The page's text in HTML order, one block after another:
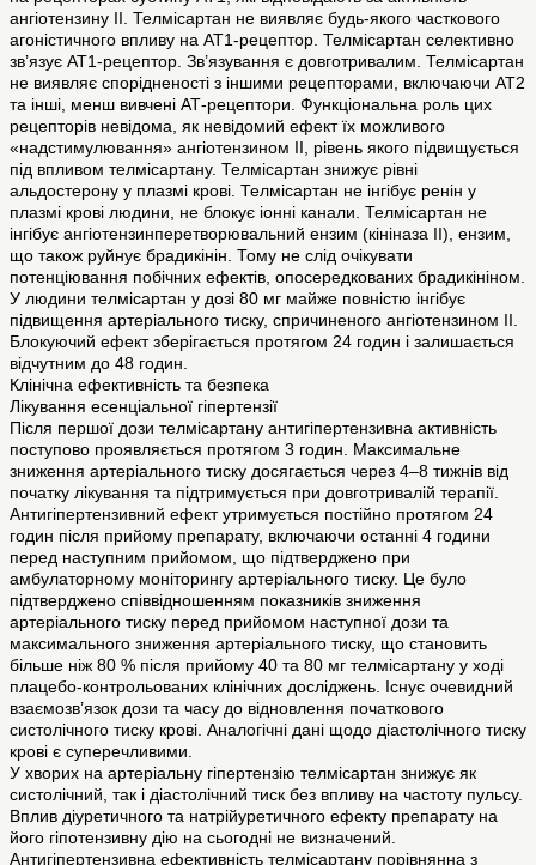
ангіотензину II. Телмісартан не виявляє будь-якого часткового
агоністичного впливу на АТ1-рецептор. Телмісартан селективно
зв’язує АТ1-рецептор. Зв’язування є довготривалим. Телмісартан
не виявляє спорідненості з іншими рецепторами, включаючи АТ2
та інші, менш вивчені АТ-рецептори. Функціональна роль цих
рецепторів невідома, як невідомий ефект їх можливого
«надстимулювання» ангіотензином II, рівень якого підвищується
під впливом телмісартану. Телмісартан знижує рівні
альдостерону у плазмі крові. Телмісартан не інгібує ренін у
плазмі крові людини, не блокує іонні канали. Телмісартан не
інгібує ангіотензинперетворювальний ензим (кініназа II), ензим,
що також руйнує брадикінін. Тому не слід очікувати
потенціювання побічних ефектів, опосередкованих брадикініном.
У людини телмісартан у дозі 80 мг майже повністю інгібує
підвищення артеріального тиску, спричиненого ангіотензином II.
Блокуючий ефект зберігається протягом 24 годин і залишається
відчутним до 48 годин.
Клінічна ефективність та безпека
Лікування есенціальної гіпертензії
Після першої дози телмісартану антигіпертензивна активність
поступово проявляється протягом 3 годин. Максимальне
зниження артеріального тиску досягається через 4–8 тижнів від
початку лікування та підтримується при довготривалій терапії.
Антигіпертензивний ефект утримується постійно протягом 24
годин після прийому препарату, включаючи останні 4 години
перед наступним прийомом, що підтверджено при
амбулаторному моніторингу артеріального тиску. Це було
підтверджено співвідношенням показників зниження
артеріального тиску перед прийомом наступної дози та
максимального зниження артеріального тиску, що становить
більше ніж 80 % після прийому 40 та 80 мг телмісартану у ході
плацебо-контрольованих клінічних досліджень. Існує очевидний
взаємозв’язок дози та часу до відновлення початкового
систолічного тиску крові. Аналогічні дані щодо діастолічного тиску
крові є суперечливими.
У хворих на артеріальну гіпертензію телмісартан знижує як
систолічний, так і діастолічний тиск без впливу на частоту пульсу.
Вплив діуретичного та натрійуретичного ефекту препарату на
його гіпотензивну дію на сьогодні не визначений.
Антигіпертензивна ефективність телмісартану порівнянна з